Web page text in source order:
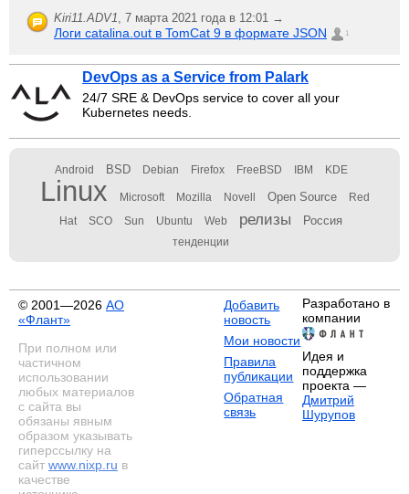
Kiri11.ADV1, 7 марта 2021 года в 12:01 →
Логи catalina.out в TomCat 9 в формате JSON 1
DevOps as a Service from Palark
24/7 SRE & DevOps service to cover all your
Kubernetes needs.
Android BSD Debian Firefox FreeBSD IBM KDE
Linux Microsoft Mozilla Novell Open Source Red
Hat SCO Sun Ubuntu Web релизы Россия
тенденции
© 2001—2026 АО
«Флант»
При полном или
частичном
использовании
любых материалов
с сайта вы
обязаны явным
образом указывать
гиперссылку на
сайт www.nixp.ru в
качестве
Добавить
новость
Мои новости
Правила
публикации
Обратная
связь
Разработано в
компании
Идея и
поддержка
проекта —
Дмитрий
Шурупов